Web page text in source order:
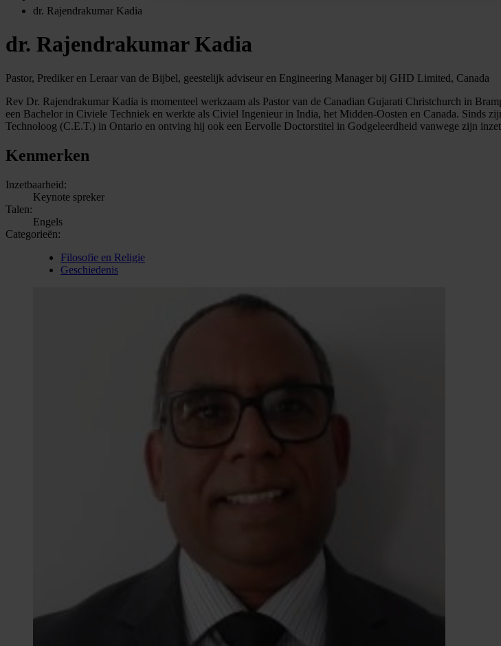
dr. Rajendrakumar Kadia
dr. Rajendrakumar Kadia
Pastor, Prediker en Leraar van de Bijbel, geestelijk adviseur en Engineering Manager bij GHD Limited, Canada
Rev Dr. Rajendrakumar Kadia is momenteel werkzaam als Pastor van de Canadian Gujarati Christchurch in
een Bachelor in Civiele Techniek en werkte als Civiel Ingenieur in India, het Midden-Oosten en Canada. Sinds
Technoloog (C.E.T.) in Ontario en ontving hij ook een Eervolle Doctorstitel in Godgeleerdheid vanwege zijn inzet
Kenmerken
Inzetbaarheid:
Keynote spreker
Talen:
Engels
Categorieën:
Filosofie en Religie
Geschiedenis